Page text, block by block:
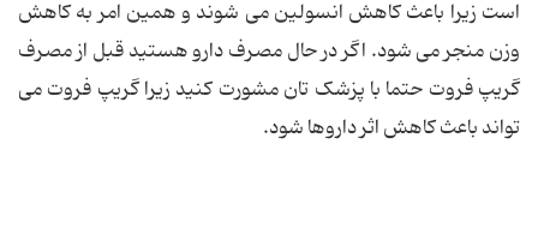
است زیرا باعث کاهش انسولین می شوند و همین امر به کاهش
وزن منجر می شود. اگر در حال مصرف دارو هستید قبل از مصرف
گریپ فروت حتما با پزشک تان مشورت کنید زیرا گریپ فروت می
تواند باعث کاهش اثر داروها شود.